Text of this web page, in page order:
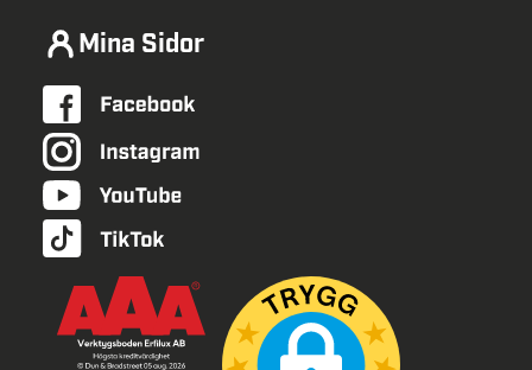
Mina Sidor